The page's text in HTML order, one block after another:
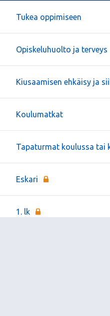
Tukea oppimiseen
Opiskeluhuolto ja terveys
Kiusaamisen ehkäisy ja
Koulumatkat
Tapaturmat koulussa tai
Eskari
1. lk